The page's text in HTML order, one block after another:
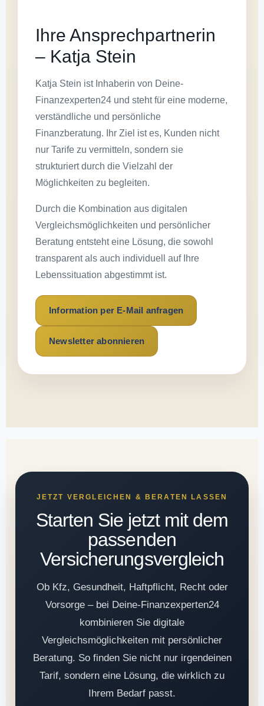
Ihre Ansprechpartnerin
– Katja Stein
Katja Stein ist Inhaberin von Deine-
Finanzexperten24 und steht für eine moderne,
verständliche und persönliche
Finanzberatung. Ihr Ziel ist es, Kunden nicht
nur Tarife zu vermitteln, sondern sie
strukturiert durch die Vielzahl der
Möglichkeiten zu begleiten.
Durch die Kombination aus digitalen
Vergleichsmöglichkeiten und persönlicher
Beratung entsteht eine Lösung, die sowohl
transparent als auch individuell auf Ihre
Lebenssituation abgestimmt ist.
Information per E-Mail anfragen
Newsletter abonnieren
JETZT VERGLEICHEN & BERATEN LASSEN
Starten Sie jetzt mit dem
passenden
Versicherungsvergleich
Ob Kfz, Gesundheit, Haftpflicht, Recht oder
Vorsorge – bei Deine-Finanzexperten24
kombinieren Sie digitale
Vergleichsmöglichkeiten mit persönlicher
Beratung. So finden Sie nicht nur irgendeinen
Tarif, sondern eine Lösung, die wirklich zu
Ihrem Bedarf passt.